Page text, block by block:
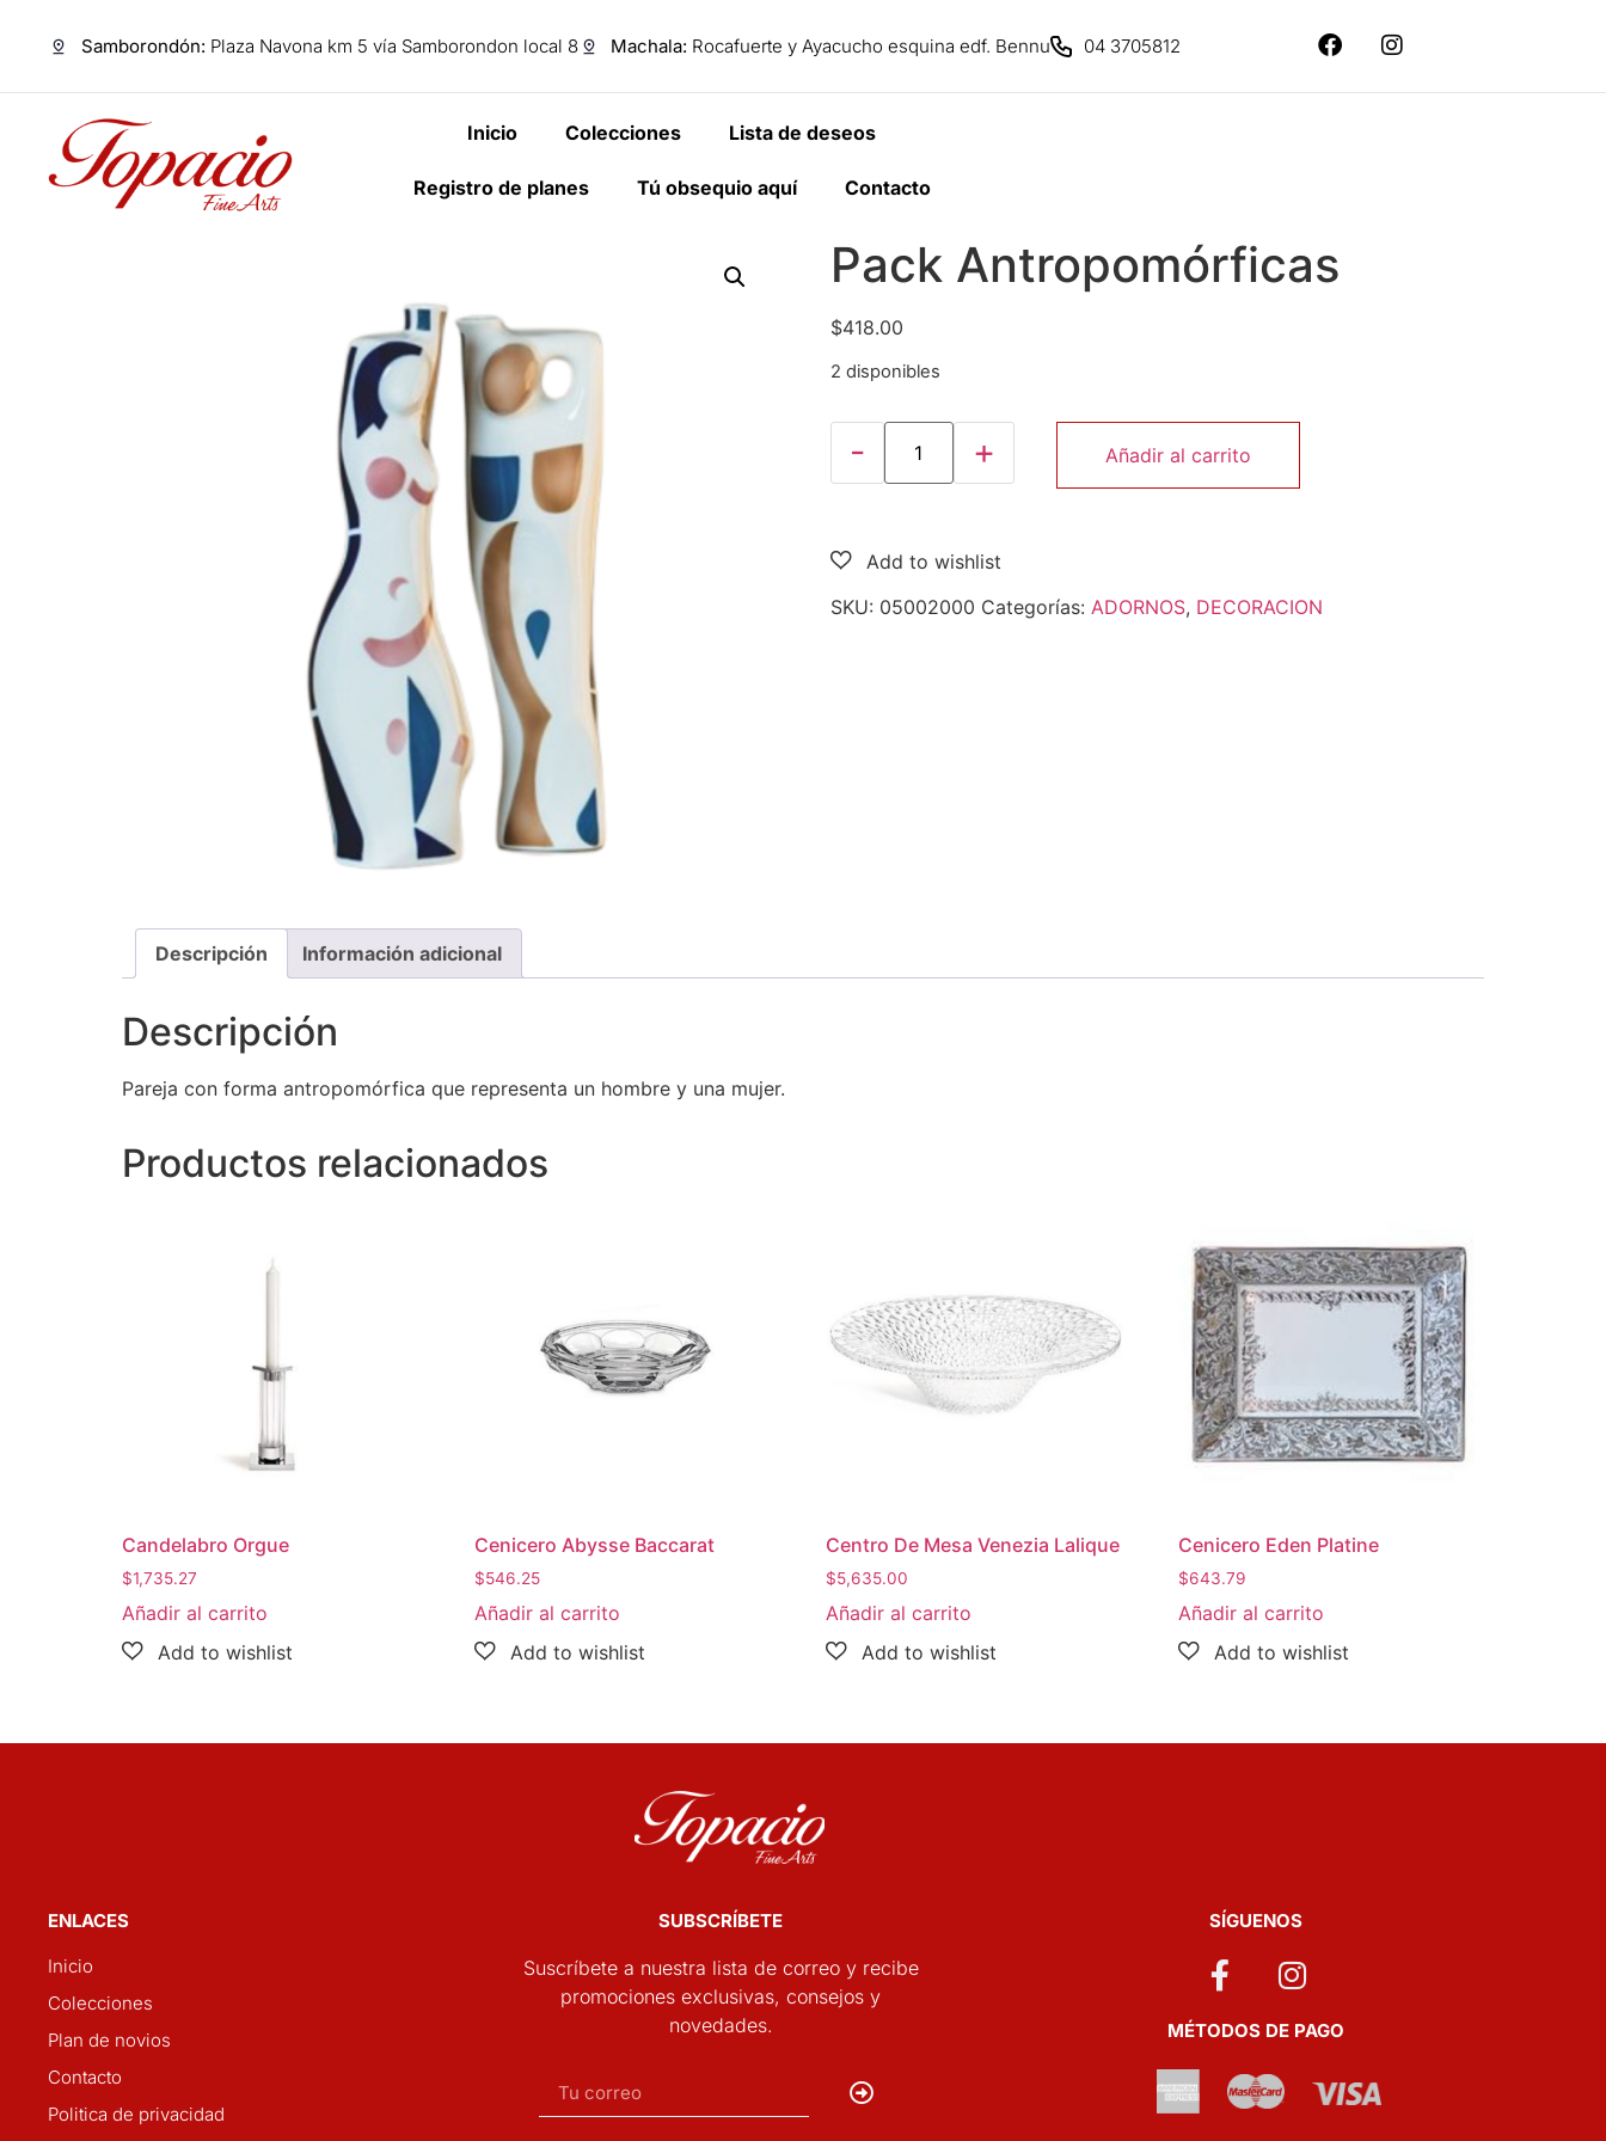
Samborondón: Plaza Navona km 5 vía Samborondon local 8 Machala: Rocafuerte y Ayacucho esquina edf. Bennu 04 3705812
Inicio Colecciones Lista de deseos
Registro de planes Tú obsequio aquí Contacto
Pack Antropomórficas
$418.00
2 disponibles
Añadir al carrito
SKU: 05002000 Categorías: ADORNOS, DECORACION
Descripción Información adicional
Descripción
Pareja con forma antropomórfica que representa un hombre y una mujer.
Productos relacionados
Candelabro Orgue
$1,735.27
Añadir al carrito
Cenicero Abysse Baccarat
$546.25
Añadir al carrito
Centro De Mesa Venezia Lalique
$5,635.00
Añadir al carrito
Cenicero Eden Platine
$643.79
Añadir al carrito
ENLACES
Inicio
Colecciones
Plan de novios
Contacto
Politica de privacidad
SUBSCRÍBETE
Suscríbete a nuestra lista de correo y recibe
promociones exclusivas, consejos y
novedades.
SÍGUENOS
MÉTODOS DE PAGO